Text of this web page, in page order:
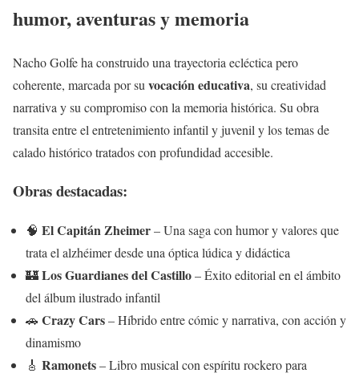
humor, aventuras y memoria
Nacho Golfe ha construido una trayectoria ecléctica pero
coherente, marcada por su vocación educativa, su creatividad
narrativa y su compromiso con la memoria histórica. Su obra
transita entre el entretenimiento infantil y juvenil y los temas de
calado histórico tratados con profundidad accesible.
Obras destacadas:
🧠 El Capitán Zheimer– Una saga con humor y valores que
trata el alzhéimer desde una óptica lúdica y didáctica
🏰Los Guardianes del Castillo– Éxito editorial en el ámbito
del álbum ilustrado infantil
🚗 Crazy Cars– Híbrido entre cómic y narrativa, con acción y
dinamismo
🎸 Ramonets– Libro musical con espíritu rockero para